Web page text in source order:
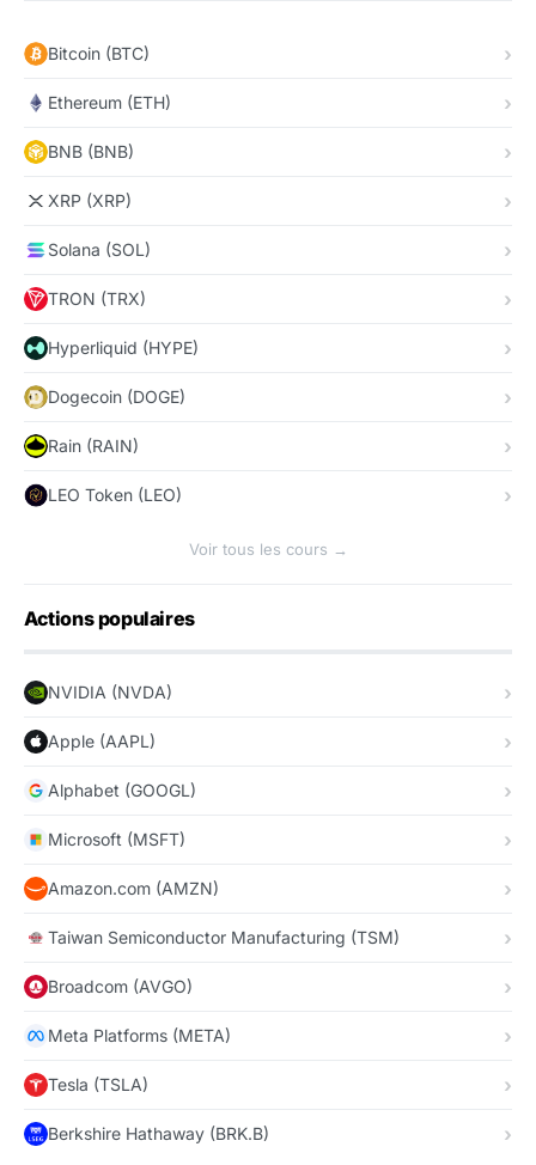
Bitcoin (BTC)
Ethereum (ETH)
BNB (BNB)
XRP (XRP)
Solana (SOL)
TRON (TRX)
Hyperliquid (HYPE)
Dogecoin (DOGE)
Rain (RAIN)
LEO Token (LEO)
Voir tous les cours →
Actions populaires
NVIDIA (NVDA)
Apple (AAPL)
Alphabet (GOOGL)
Microsoft (MSFT)
Amazon.com (AMZN)
Taiwan Semiconductor Manufacturing (TSM)
Broadcom (AVGO)
Meta Platforms (META)
Tesla (TSLA)
Berkshire Hathaway (BRK.B)